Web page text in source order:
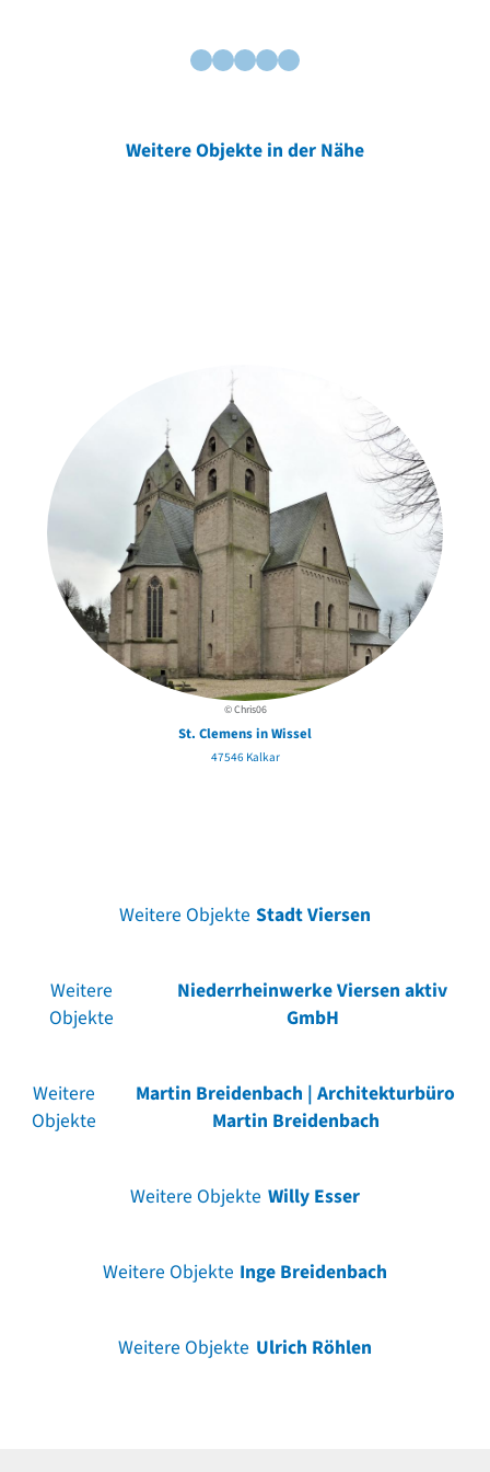
Weitere Objekte in der Nähe
© Chris06
St. Clemens in Wissel
47546 Kalkar
Weitere Objekte Stadt Viersen
Weitere
Objekte
Niederrheinwerke Viersen aktiv
GmbH
Weitere
Objekte
Martin Breidenbach | Architekturbüro
Martin Breidenbach
Weitere Objekte Willy Esser
Weitere Objekte Inge Breidenbach
Weitere Objekte Ulrich Röhlen